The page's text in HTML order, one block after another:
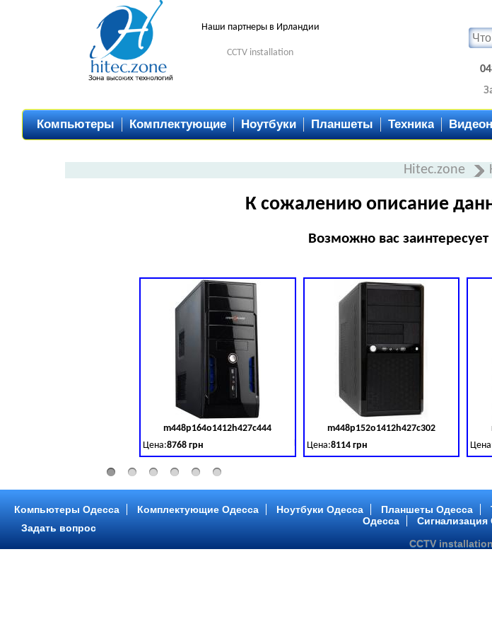
Наши партнеры в Ирландии
CCTV installation
Компьютеры Комплектующие Ноутбуки Планшеты Техника
Hitec.zone
К сожалению описание
Возможно вас
m448p164o1412h427c444
Цена:8768 грн Код товара:379028
Intel Core ™ i3 2 ядра 3.50GHz,ОЗУ: 2 GB, DDR 3 (1600 MHz) HDD: TOSHIBA 500 GB
m448p152o1412h427c302
Цена:8114 грн Код
Intel Core ™ i3 2 ядра 3.40GHz,ОЗУ: 2 GB,Intel
Компьютеры Одесса Комплектующие Одесса Ноутбуки Одесса Планшеты Одесса
Одесса
Сигнализация
Задать вопрос
CCTV